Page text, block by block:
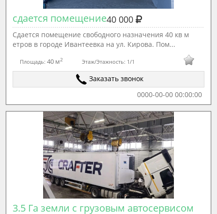
сдается помещение40 000
Сдается помещение свободного назначения 40 кв м
етров в городе Ивантеевка на ул. Кирова. Пом...
Площадь: 40 м2 Этаж/Этажность: 1/1
Заказать звонок
0000-00-00 00:00:00
3.5 Га земли с грузовым автосервисом